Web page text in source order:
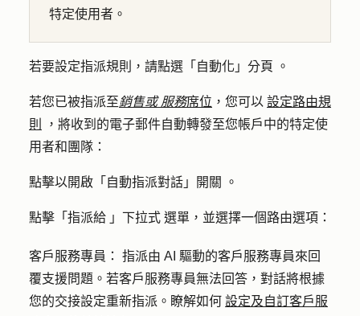
特定使用者。
若要設定指派規則，請點選「 自動化」分頁 。
若您已被指派至銷售或服務席位 ， 您可以 設定路由規
則
，將收到的電子郵件自動轉發至您帳戶中的特定使
用者和團隊：
點擊以開啟「 自動指派對話」開關 。
點擊「 指派給 」 下拉式 選單，並選擇一個路由選項：
客戶服務專員： 指派由 AI 驅動的客戶服務專員來回
覆支援問題。若客戶服務專員無法回答，對話將根據
您的交接設定重新指派。瞭解如何 設定及自訂客戶服